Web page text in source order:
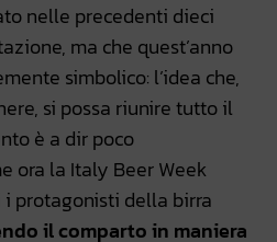
nelle precedenti dieci
ma che quest’anno
simbolico: l’idea che,
si possa riunire tutto il
è a dir poco
ora la Italy Beer Week
protagonisti della birra
il comparto in maniera